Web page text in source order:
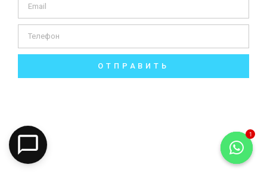
ОТПРАВИТЬ
1